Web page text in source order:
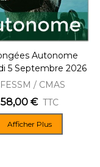
Autonome
5 Septembre 2026
/ CMAS
58,00 € TTC
Afficher Plus